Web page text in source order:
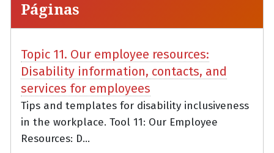
Páginas
Topic 11. Our employee resources:
Disability information, contacts, and
services for employees
Tips and templates for disability inclusiveness
in the workplace. Tool 11: Our Employee
Resources: D...